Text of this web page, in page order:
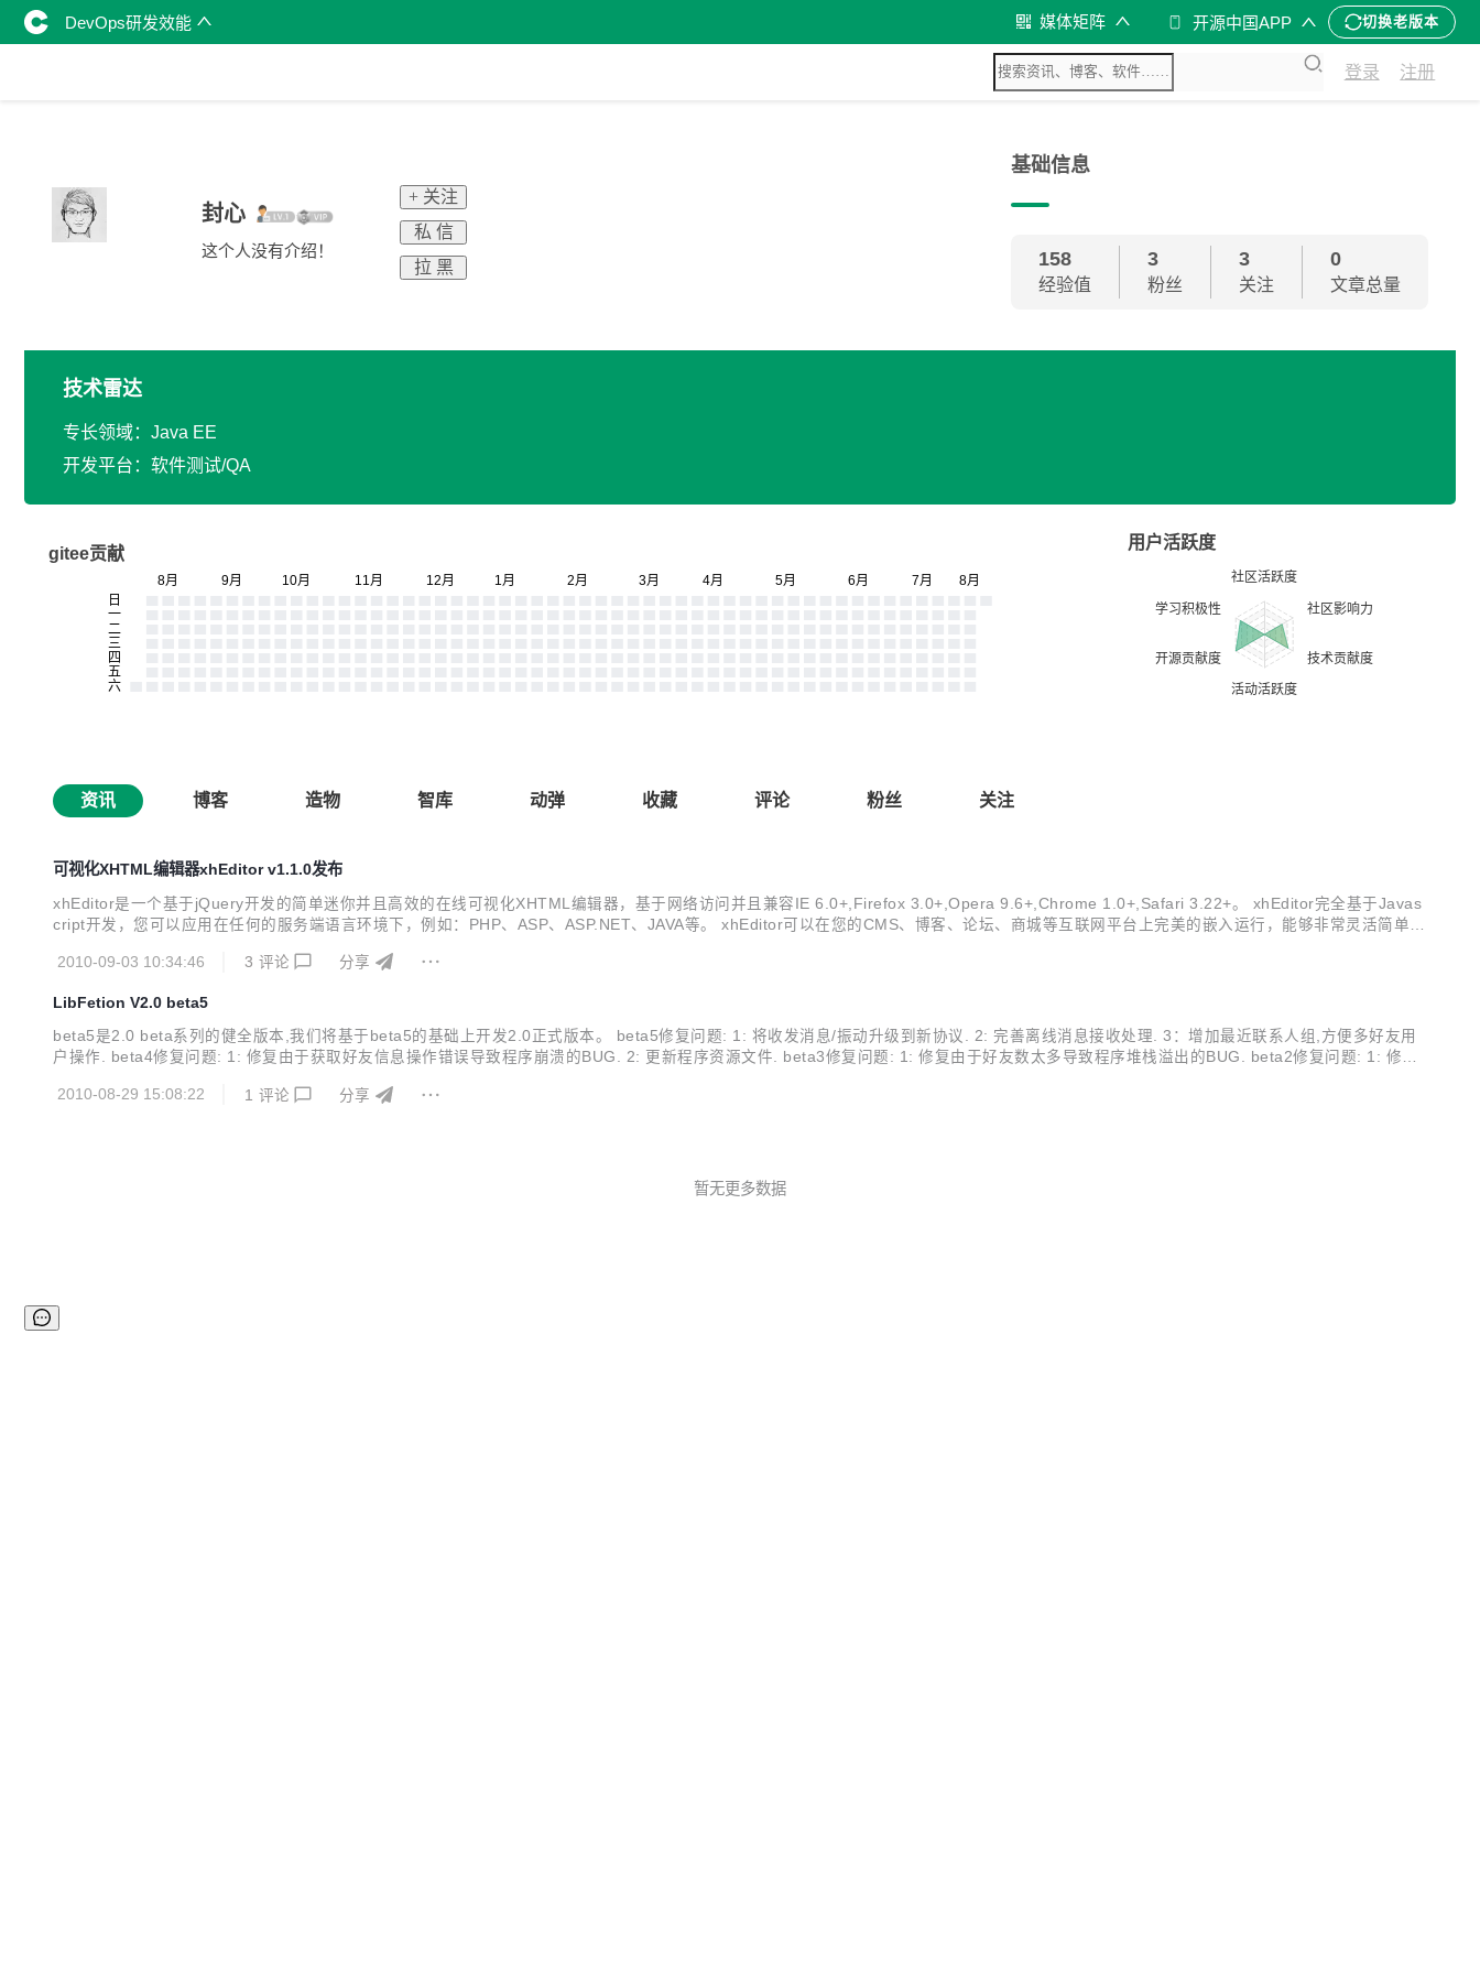
DevOps研发效能 媒体矩阵 开源中国APP 切换老版本
登录 注册
封心
这个人没有介绍！
+ 关注
私 信
拉 黑
基础信息
158
经验值
3
粉丝
3
关注
0
文章总量
技术雷达
专长领域：Java EE
开发平台：软件测试/QA
gitee贡献
用户活跃度
资讯 博客 造物 智库 动弹 收藏 评论 粉丝 关注
可视化XHTML编辑器xhEditor v1.1.0发布
xhEditor是一个基于jQuery开发的简单迷你并且高效的在线可视化XHTML编辑器，基于网络访问并且兼容IE 6.0+,Firefox 3.0+,Opera 9.6+,Chrome 1.0+,Safari 3.22+。 xhEditor完全基于Javas
cript开发，您可以应用在任何的服务端语言环境下，例如：PHP、ASP、ASP.NET、JAVA等。 xhEditor可以在您的CMS、博客、论坛、商城等互联网平台上完美的嵌入运行，能够非常灵活简单的
2010-09-03 10:34:46
3 评论 分享
LibFetion V2.0 beta5
beta5是2.0 beta系列的健全版本,我们将基于beta5的基础上开发2.0正式版本。 beta5修复问题: 1: 将收发消息/振动升级到新协议. 2: 完善离线消息接收处理. 3：增加最近联系人组,方便多好友用
户操作. beta4修复问题: 1: 修复由于获取好友信息操作错误导致程序崩溃的BUG. 2: 更新程序资源文件. beta3修复问题: 1: 修复由于好友数太多导致程序堆栈溢出的BUG. beta2修复问题: 1: 修复b
2010-08-29 15:08:22
1 评论 分享
暂无更多数据